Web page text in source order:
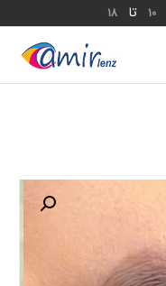
10 تا 18